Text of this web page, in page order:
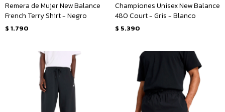
Remera de Mujer New Balance
French Terry Shirt - Negro
$ 1.790
Championes Unisex New Balance
480 Court - Gris - Blanco
$ 5.390